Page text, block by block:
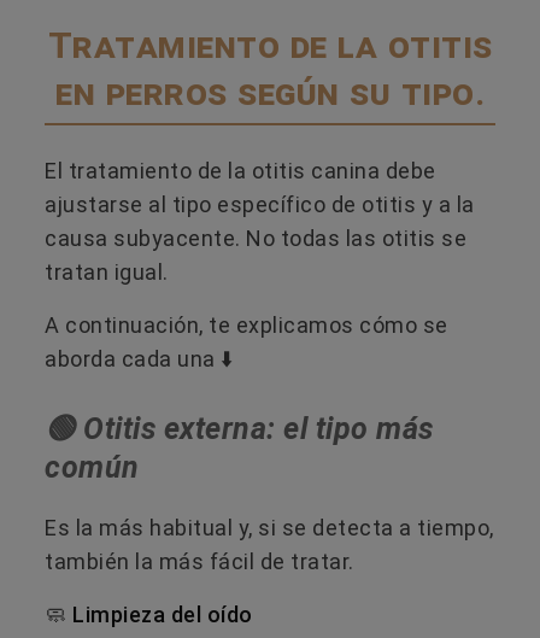
Tratamiento de la otitis
en perros según su tipo.
El tratamiento de la otitis canina debe
ajustarse al tipo específico de otitis y a la
causa subyacente. No todas las otitis se
tratan igual.
A continuación, te explicamos cómo se
aborda cada una ⬇️
🟢 Otitis externa: el tipo más
común
Es la más habitual y, si se detecta a tiempo,
también la más fácil de tratar.
🧼 Limpieza del oído